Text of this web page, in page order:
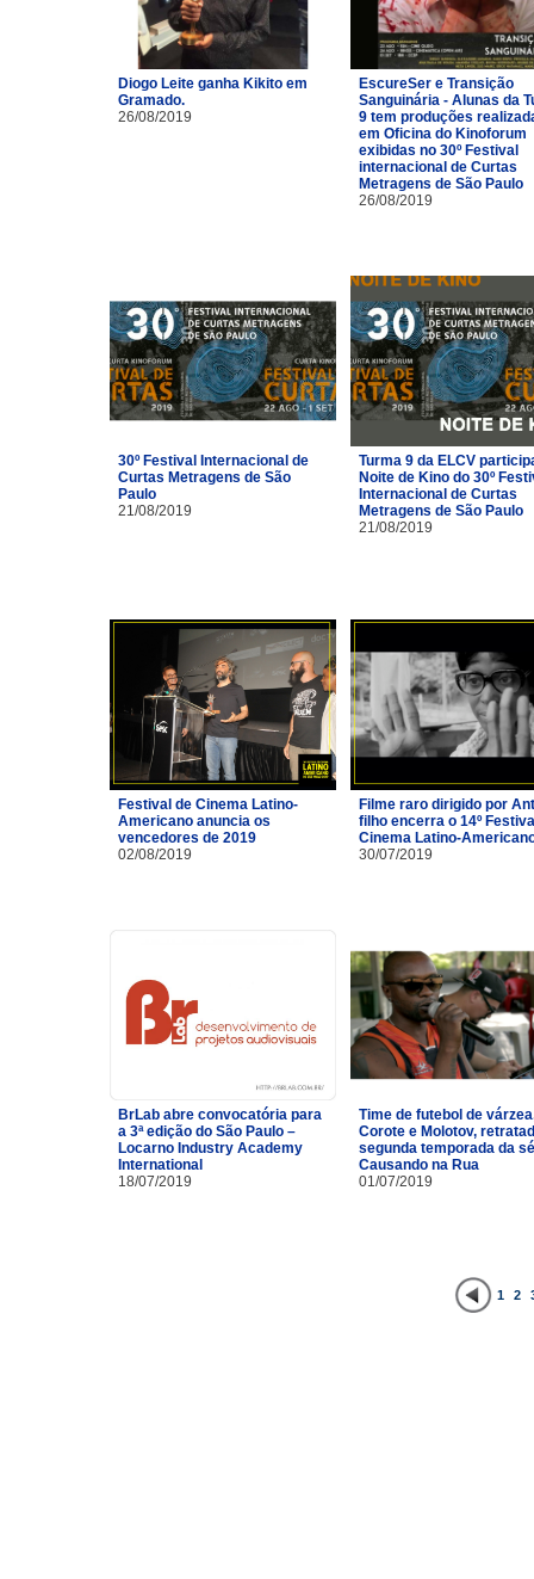
Diogo Leite ganha Kikito em
Gramado.
26/08/2019
EscureSer e Transição
Sanguinária - Alunas da
9 tem produções
em Oficina do Kinoforum
exibidas no 30º Festival
internacional de Curtas
Metragens de São Paulo
26/08/2019
30º Festival Internacional de
Curtas Metragens de São
Paulo
21/08/2019
Turma 9 da ELCV
Noite de Kino do 30º
Internacional de Curtas
Metragens de São Paulo
21/08/2019
Festival de Cinema Latino-
Americano anuncia os
vencedores de 2019
02/08/2019
Filme raro dirigido por
filho encerra o 14º
Cinema Latino-
30/07/2019
BrLab abre convocatória para
a 3ª edição do São Paulo –
Locarno Industry Academy
International
18/07/2019
Time de futebol de
Corote e Molotov,
segunda temporada da
Causando na Rua
01/07/2019
1 2